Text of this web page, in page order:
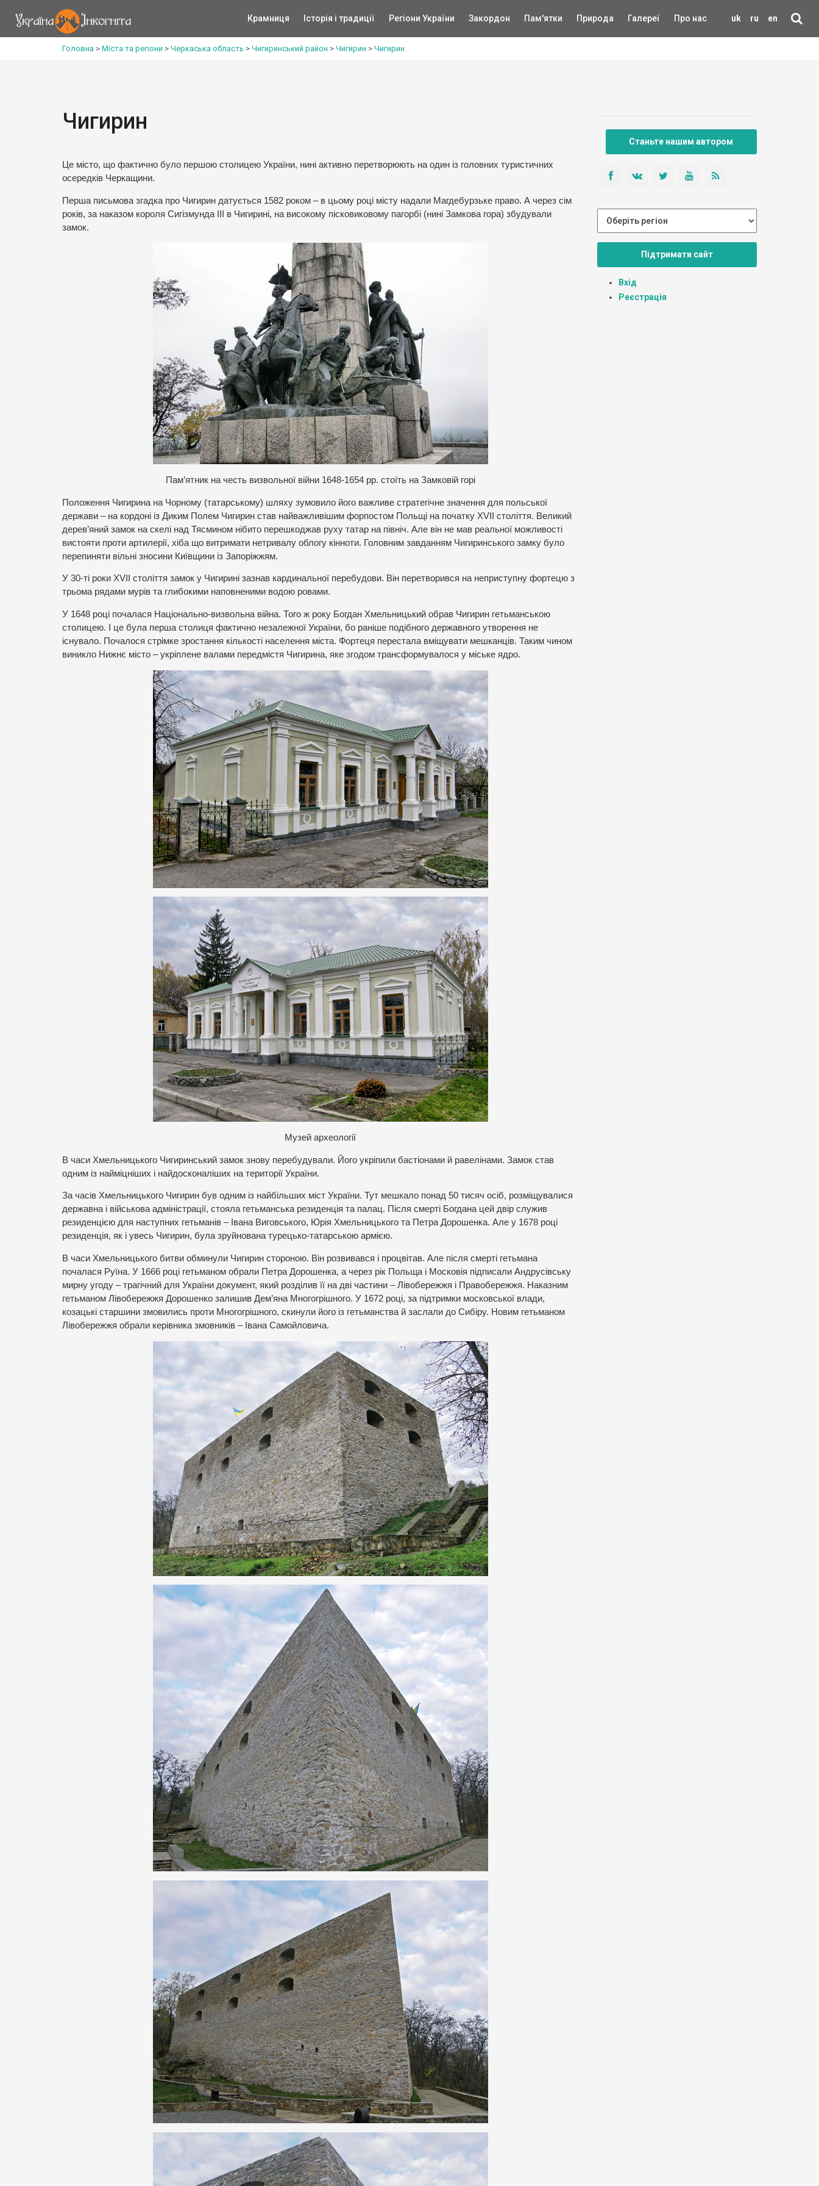
uk ru en
Крамниця Історія і традиції Регіони України Закордон Пам'ятки Природа Галереї Про нас
Головна > Міста та регіони > Черкаська область > Чигиринський район > Чигирин > Чигирин
Чигирин
Це місто, що фактично було першою столицею України, нині активно перетворюють на один із головних туристичних
осередків Черкащини.
Перша письмова згадка про Чигирин датується 1582 роком – в цьому році місту надали Магдебурзьке право. А через сім
років, за наказом короля Сигізмунда ІІІ в Чигирині, на високому пісковиковому пагорбі (нині Замкова гора) збудували
замок.
Пам’ятник на честь визвольної війни 1648-1654 рр. стоїть на Замковій горі
Положення Чигирина на Чорному (татарському) шляху зумовило його важливе стратегічне значення для польської
держави – на кордоні із Диким Полем Чигирин став найважливішим форпостом Польщі на початку XVII століття. Великий
дерев’яний замок на скелі над Тясмином нібито перешкоджав руху татар на північ. Але він не мав реальної можливості
вистояти проти артилерії, хіба що витримати нетривалу облогу кінноти. Головним завданням Чигиринського замку було
перепиняти вільні зносини Київщини із Запоріжжям.
У 30-ті роки XVII століття замок у Чигирині зазнав кардинальної перебудови. Він перетворився на неприступну фортецю з
трьома рядами мурів та глибокими наповненими водою ровами.
У 1648 році почалася Національно-визвольна війна. Того ж року Богдан Хмельницький обрав Чигирин гетьманською
столицею. І це була перша столиця фактично незалежної України, бо раніше подібного державного утворення не
існувало. Почалося стрімке зростання кількості населення міста. Фортеця перестала вміщувати мешканців. Таким чином
виникло Нижнє місто – укріплене валами передмістя Чигирина, яке згодом трансформувалося у міське ядро.
Музей археології
В часи Хмельницького Чигиринський замок знову перебудували. Його укріпили бастіонами й равелінами. Замок став
одним із найміцніших і найдосконаліших на території України.
За часів Хмельницького Чигирин був одним із найбільших міст України. Тут мешкало понад 50 тисяч осіб, розміщувалися
державна і військова адміністрації, стояла гетьманська резиденція та палац. Після смерті Богдана цей двір служив
резиденцією для наступних гетьманів – Івана Виговського, Юрія Хмельницького та Петра Дорошенка. Але у 1678 році
резиденція, як і увесь Чигирин, була зруйнована турецько-татарською армією.
В часи Хмельницького битви обминули Чигирин стороною. Він розвивався і процвітав. Але після смерті гетьмана
почалася Руїна. У 1666 році гетьманом обрали Петра Дорошенка, а через рік Польща і Московія підписали Андрусівську
мирну угоду – трагічний для України документ, який розділив її на дві частини – Лівобережжя і Правобережжя. Наказним
гетьманом Лівобережжя Дорошенко залишив Дем’яна Многогрішного. У 1672 році, за підтримки московської влади,
козацькі старшини змовились проти Многогрішного, скинули його із гетьманства й заслали до Сибіру. Новим гетьманом
Лівобережжя обрали керівника змовників – Івана Самойловича.
Станьте нашим автором
Підтримати сайт
Вхід
Реєстрація